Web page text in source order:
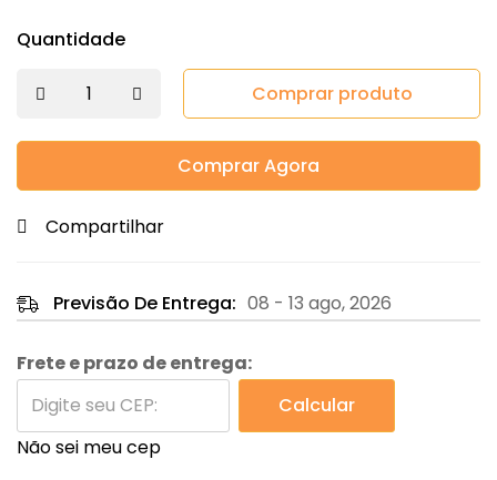
Quantidade
Comprar produto
Comprar Agora
Compartilhar
Previsão De Entrega: 08 - 13 ago, 2026
Frete e prazo de entrega:
Calcular
Não sei meu cep